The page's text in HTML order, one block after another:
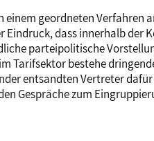
einem geordneten
Eindruck, dass innerhalb
parteipolitische
Tarifsektor bestehe
entsandten Vertreter
Gespräche zum